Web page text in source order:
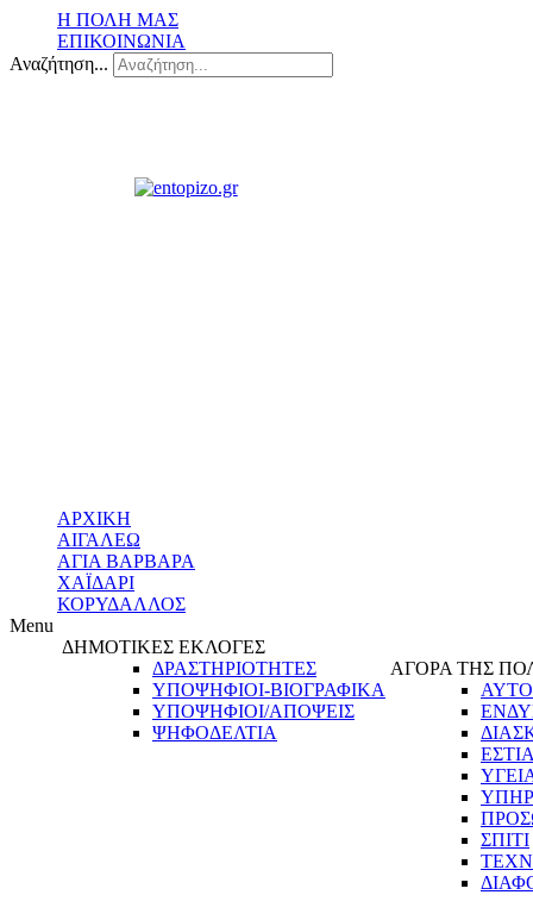
Η ΠΟΛΗ ΜΑΣ
ΕΠΙΚΟΙΝΩΝΙΑ
Αναζήτηση...
ΑΡΧΙΚΗ
ΑΙΓΑΛΕΩ
ΑΓΙΑ ΒΑΡΒΑΡΑ
ΧΑΪΔΑΡΙ
ΚΟΡΥΔΑΛΛΟΣ
Menu
ΔΗΜΟΤΙΚΕΣ ΕΚΛΟΓΕΣ
ΔΡΑΣΤΗΡΙΟΤΗΤΕΣ
ΥΠΟΨΗΦΙΟΙ-ΒΙΟΓΡΑΦΙΚΑ
ΥΠΟΨΗΦΙΟΙ/ΑΠΟΨΕΙΣ
ΨΗΦΟΔΕΛΤΙΑ
ΑΓΟΡΑ ΤΗΣ
ΣΠΙΤΙ